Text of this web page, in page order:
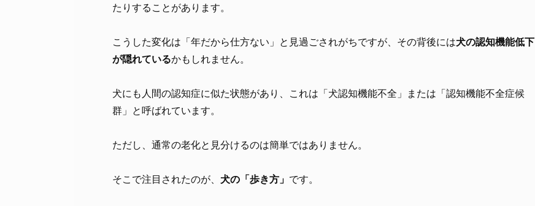
たりすることがあります。
こうした変化は「年だから仕方ない」と見過ごされがちですが、その背後には犬の認知機能低下
が隠れているかもしれません。
犬にも人間の認知症に似た状態があり、これは「犬認知機能不全」または「認知機能不全症候
群」と呼ばれています。
ただし、通常の老化と見分けるのは簡単ではありません。
そこで注目されたのが、 犬の「歩き方」 です。